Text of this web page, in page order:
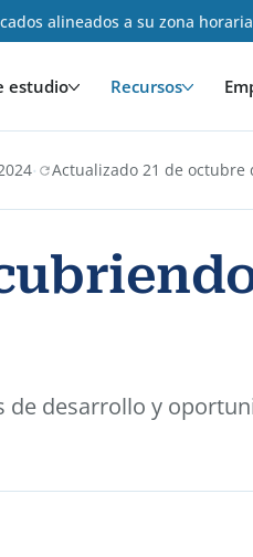
alineados a su zona horaria
estudio Recursos
· Actualizado 21 de octubre
de desarrollo y